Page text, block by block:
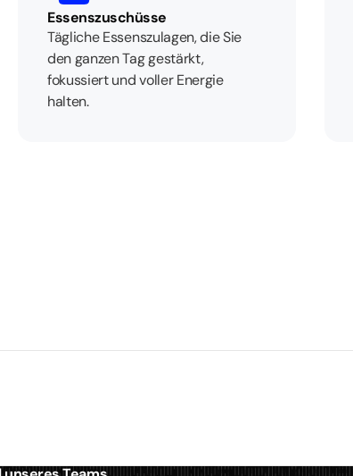
Essenszuschüsse
Tägliche Essenszulagen, die Sie
den ganzen Tag gestärkt,
fokussiert und voller Energie
halten.